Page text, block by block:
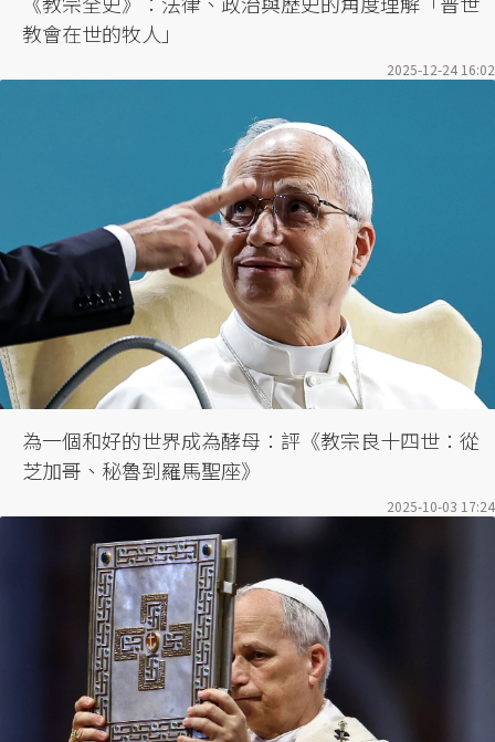
教會在世的牧人」
2025-12-24 16:02
為一個和好的世界成為酵母：評《教宗良十四世：從
芝加哥、秘魯到羅馬聖座》
2025-10-03 17:24